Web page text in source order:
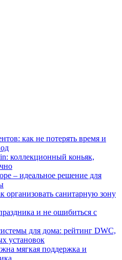
как не потерять время и
коллекционный коньяк,
– идеальное решение для
организовать санитарную зону
и не ошибиться с
для дома: рейтинг DWC,
установок
мягкая поддержка и